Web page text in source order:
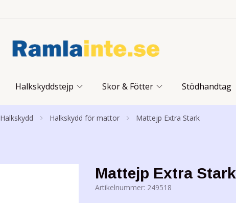
Halkskyddstejp Skor & Fötter Stödhandtag
Halkskydd Halkskydd för mattor Mattejp Extra Stark
Mattejp Extra Stark
Artikelnummer: 249518